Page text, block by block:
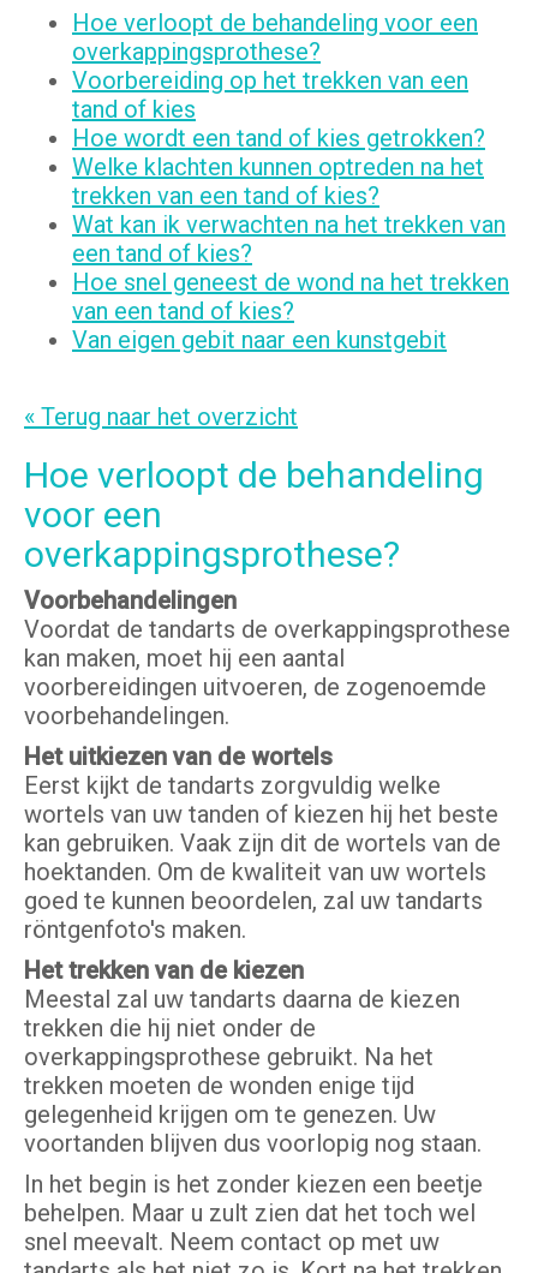
Hoe verloopt de behandeling voor een
overkappingsprothese?
Voorbereiding op het trekken van een
tand of kies
Hoe wordt een tand of kies getrokken?
Welke klachten kunnen optreden na het
trekken van een tand of kies?
Wat kan ik verwachten na het trekken van
een tand of kies?
Hoe snel geneest de wond na het trekken
van een tand of kies?
Van eigen gebit naar een kunstgebit
« Terug naar het overzicht
Hoe verloopt de behandeling
voor een
overkappingsprothese?
Voorbehandelingen
Voordat de tandarts de overkappingsprothese
kan maken, moet hij een aantal
voorbereidingen uitvoeren, de zogenoemde
voorbehandelingen.
Het uitkiezen van de wortels
Eerst kijkt de tandarts zorgvuldig welke
wortels van uw tanden of kiezen hij het beste
kan gebruiken. Vaak zijn dit de wortels van de
hoektanden. Om de kwaliteit van uw wortels
goed te kunnen beoordelen, zal uw tandarts
röntgenfoto's maken.
Het trekken van de kiezen
Meestal zal uw tandarts daarna de kiezen
trekken die hij niet onder de
overkappingsprothese gebruikt. Na het
trekken moeten de wonden enige tijd
gelegenheid krijgen om te genezen. Uw
voortanden blijven dus voorlopig nog staan.
In het begin is het zonder kiezen een beetje
behelpen. Maar u zult zien dat het toch wel
snel meevalt. Neem contact op met uw